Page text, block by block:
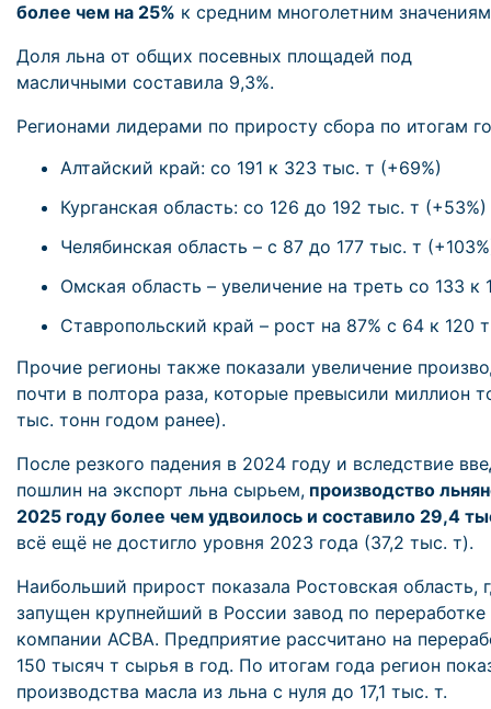
более чем на 25% к средним многолетним
Доля льна от общих посевных площадей под
масличными составила 9,3%.
Регионами лидерами по приросту сбора по итогам
Алтайский край: со 191 к 323 тыс. т (+69%)
Курганская область: со 126 до 192 тыс. т (+53%)
Челябинская область – с 87 до 177 тыс. т
Омская область – увеличение на треть со 133 к
Ставропольский край – рост на 87% с 64 к 120
Прочие регионы также показали увеличение
почти в полтора раза, которые превысили миллион
тыс. тонн годом ранее).
После резкого падения в 2024 году и вследствие
пошлин на экспорт льна сырьем, производство
2025 году более чем удвоилось и составило 29,4
всё ещё не достигло уровня 2023 года (37,2 тыс. т).
Наибольший прирост показала Ростовская область,
запущен крупнейший в России завод по переработке
компании АСВА. Предприятие рассчитано на
150 тысяч т сырья в год. По итогам года регион
производства масла из льна с нуля до 17,1 тыс. т.